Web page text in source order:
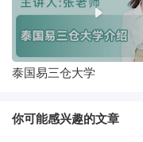
泰国易三仓大学
你可能感兴趣的文章